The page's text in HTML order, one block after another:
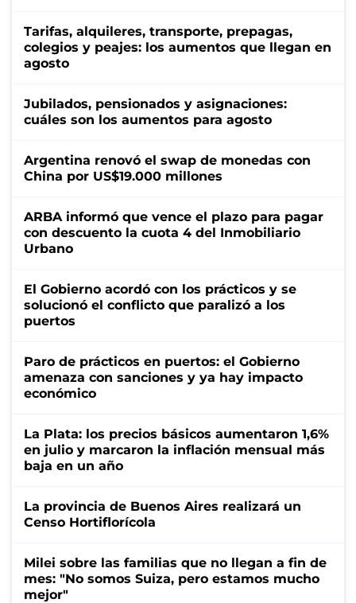
Tarifas, alquileres, transporte, prepagas,
colegios y peajes: los aumentos que llegan en
agosto
Jubilados, pensionados y asignaciones:
cuáles son los aumentos para agosto
Argentina renovó el swap de monedas con
China por US$19.000 millones
ARBA informó que vence el plazo para pagar
con descuento la cuota 4 del Inmobiliario
Urbano
El Gobierno acordó con los prácticos y se
solucionó el conflicto que paralizó a los
puertos
Paro de prácticos en puertos: el Gobierno
amenaza con sanciones y ya hay impacto
económico
La Plata: los precios básicos aumentaron 1,6%
en julio y marcaron la inflación mensual más
baja en un año
La provincia de Buenos Aires realizará un
Censo Hortiflorícola
Milei sobre las familias que no llegan a fin de
mes: "No somos Suiza, pero estamos mucho
mejor"